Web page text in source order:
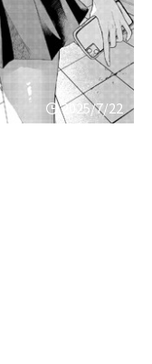
2025/7/22